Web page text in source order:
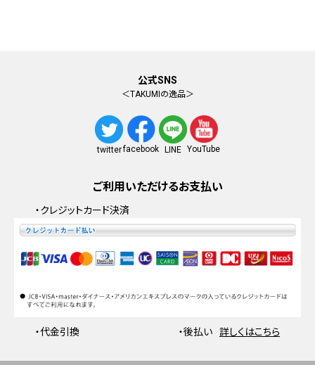
公式SNS
＜TAKUMIの逸品＞
twitterfacebook LINE YouTube
ご利用いただけるお支払い
・クレジットカード決済
・代金引換 ・後払い 詳しくはこちら